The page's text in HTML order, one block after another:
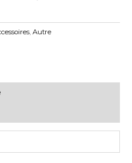
, Autre